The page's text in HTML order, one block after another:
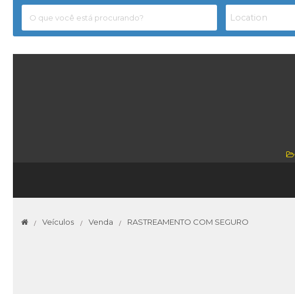
Veículos Venda RASTREAMENTO COM SEGURO